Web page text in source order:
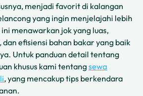
menjadi favorit di kalangan
yang ingin menjelajahi lebih
menawarkan jok yang luas,
dan efisiensi bahan bakar yang baik
Untuk panduan detail tentang
khusus kami tentangsewa
, yang mencakup tips berkendara